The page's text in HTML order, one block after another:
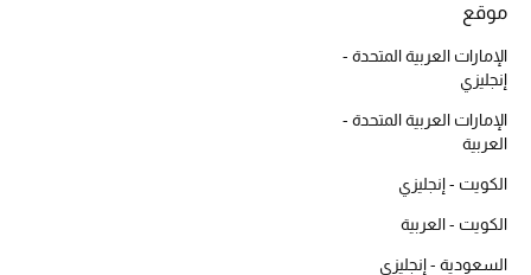
مكتشف العطور
المكياج
العناية بالبشرة
مستحضرات العناية
مستحضرات الاستحمام والعناية بالجسم
موقع
الإمارات العربية المتحدة -
إنجليزي
الإمارات العربية المتحدة -
العربية
الكويت - إنجليزي
الكويت - العربية
السعودية - إنجليزي